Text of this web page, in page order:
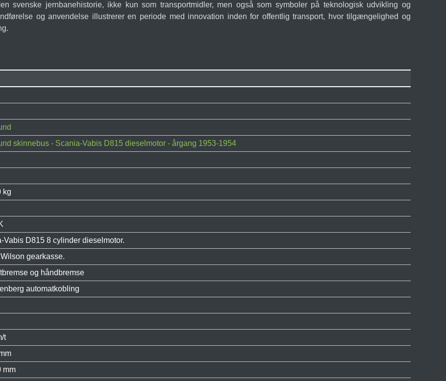
svenske jernbanehistorie, ikke kun som transportmidler, men også som symboler på teknologisk udvikling og
og anvendelse illustrerer en periode med innovation inden for offentlig transport, hvor tilgængelighed og
skinnebus - Scania-Vabis D815 dieselmotor - årgang 1953-1954
kg
Vabis D815 8 cylinder dieselmotor.
gearkasse.
og håndbremse
automatkobling
t
mm